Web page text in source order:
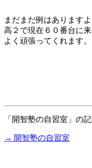
まだまだ例はあります
高２で現在６０番台に
よく頑張ってくれます。
「開智塾の自習室」の
→ 開智塾の自習室